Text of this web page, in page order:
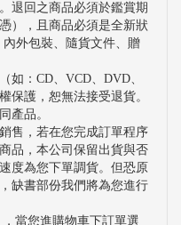
退回之商品必須於鑑賞期
），且商品必須是全新狀
外包裝、隨貨文件、贈
如：CD、VCD、DVD、
保護，恕無法接受退貨。
產品。
售，若在您完成訂單程序
品，本公司保留出貨與否
度為您下單調貨。但恐原
缺書部份我們將為您進行
當您進購物車下訂單選